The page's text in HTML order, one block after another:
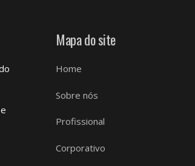
Mapa do site
Home
Sobre nós
Profissional
Corporativo